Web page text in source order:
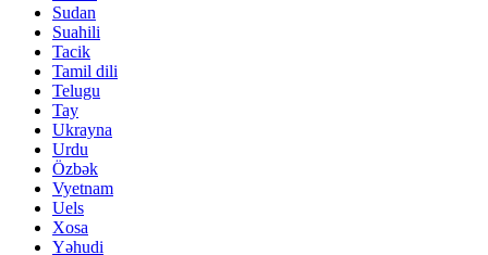
Sudan
Suahili
Tacik
Tamil dili
Telugu
Tay
Ukrayna
Urdu
Özbək
Vyetnam
Uels
Xosa
Yəhudi